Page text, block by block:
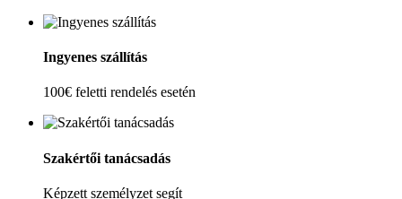
Ingyenes szállítás
100€ feletti rendelés esetén
Szakértői tanácsadás
Képzett személyzet segít